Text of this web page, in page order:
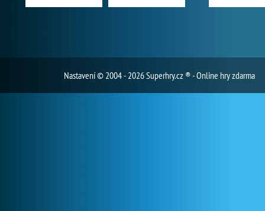
Nastavení© 2004 - 2026 Superhry.cz ® - Online hry zdarma